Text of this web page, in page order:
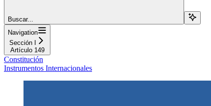
Buscar...
Navigation
Sección I
Artículo 149
Constitución
Instrumentos Internacionales